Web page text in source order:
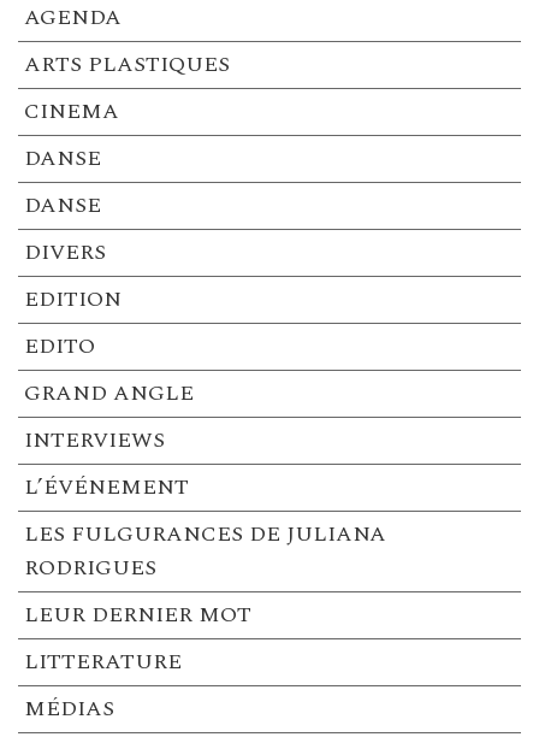
AGENDA
ARTS PLASTIQUES
CINEMA
DANSE
DANSE
DIVERS
EDITION
EDITO
GRAND ANGLE
INTERVIEWS
L’ÉVÉNEMENT
LES FULGURANCES DE JULIANA
RODRIGUES
LEUR DERNIER MOT
LITTERATURE
MÉDIAS